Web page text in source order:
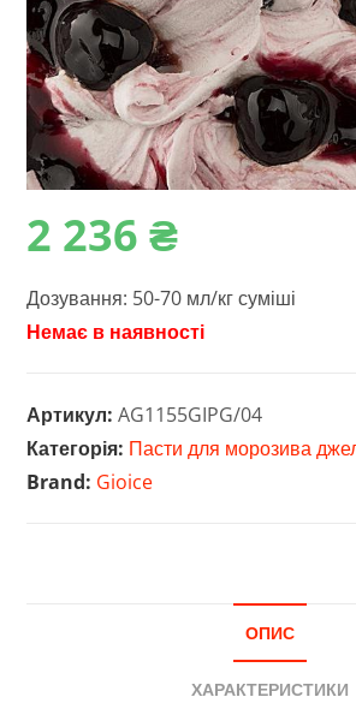
2‎ 236₴
Дозування: 50-70 мл/кг суміші
Немає в наявності
Артикул:AG1155GIPG/04
Категорія: Пасти для морозива
Brand: Gioice
ОПИС
ХАРАКТЕРИСТИКИ